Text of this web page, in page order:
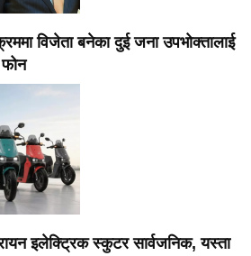
विजेता बनेका दुई जना उपभोक्तालाई
फोन
इलेक्ट्रिक स्कुटर सार्वजनिक, यस्ता